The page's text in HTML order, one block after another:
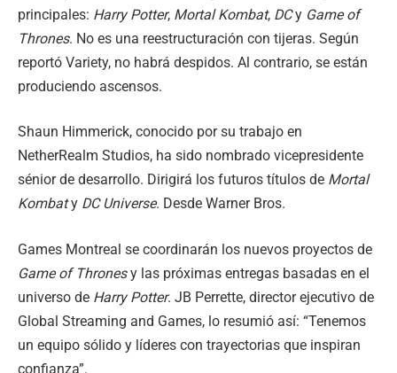
principales: Harry Potter, Mortal Kombat, DCy Game of
Thrones. No es una reestructuración con tijeras. Según
reportó Variety, no habrá despidos. Al contrario, se están
produciendo ascensos.
Shaun Himmerick, conocido por su trabajo en
NetherRealm Studios, ha sido nombrado vicepresidente
sénior de desarrollo. Dirigirá los futuros títulos de Mortal
Kombaty DC Universe. Desde Warner Bros.
Games Montreal se coordinarán los nuevos proyectos de
Game of Thronesy las próximas entregas basadas en el
universo de Harry Potter. JB Perrette, director ejecutivo de
Global Streaming and Games, lo resumió así: “Tenemos
un equipo sólido y líderes con trayectorias que inspiran
confianza”.